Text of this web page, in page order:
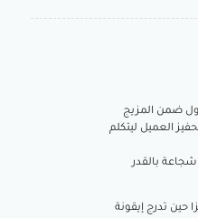
ضمن المزيج
العميل ليتكلم
بالقدر
حين تدرج إيقونة